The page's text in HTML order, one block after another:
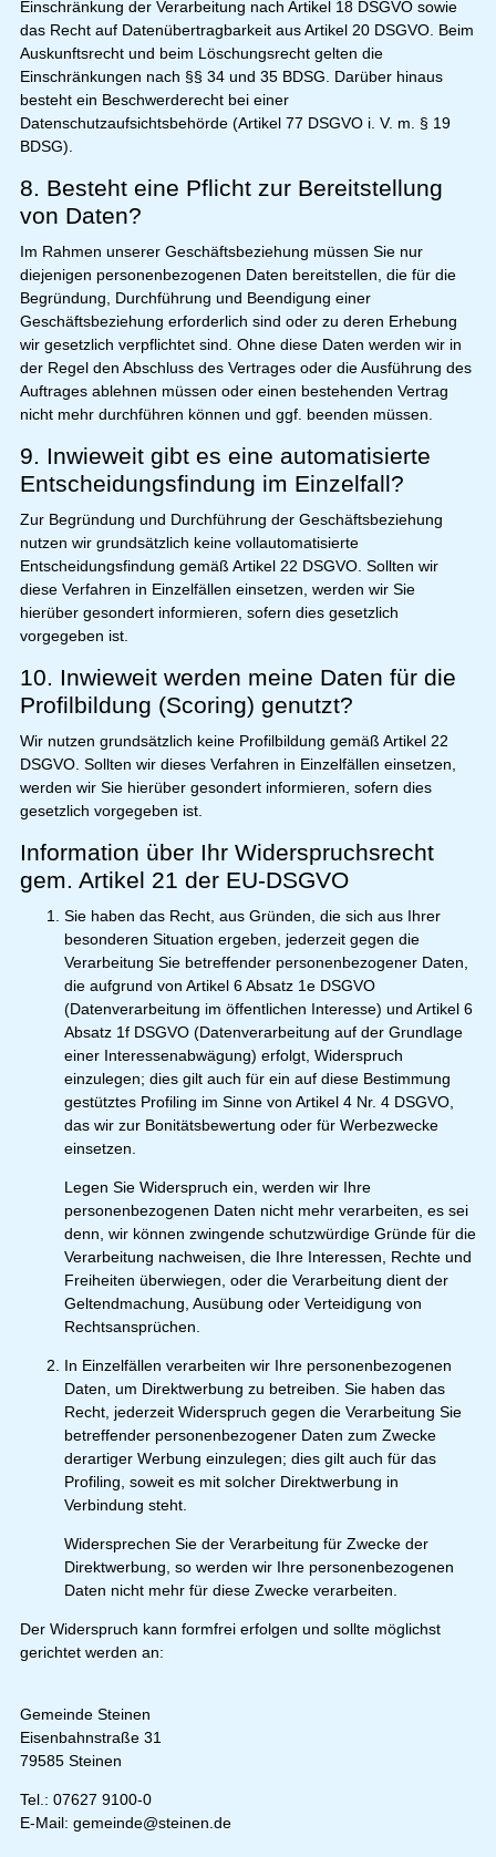
Einschränkung der Verarbeitung nach Artikel 18 DSGVO sowie
das Recht auf Datenübertragbarkeit aus Artikel 20 DSGVO. Beim
Auskunftsrecht und beim Löschungsrecht gelten die
Einschränkungen nach §§ 34 und 35 BDSG. Darüber hinaus
besteht ein Beschwerderecht bei einer
Datenschutzaufsichtsbehörde (Artikel 77 DSGVO i. V. m. § 19
BDSG).
8. Besteht eine Pflicht zur Bereitstellung
von Daten?
Im Rahmen unserer Geschäftsbeziehung müssen Sie nur
diejenigen personenbezogenen Daten bereitstellen, die für die
Begründung, Durchführung und Beendigung einer
Geschäftsbeziehung erforderlich sind oder zu deren Erhebung
wir gesetzlich verpflichtet sind. Ohne diese Daten werden wir in
der Regel den Abschluss des Vertrages oder die Ausführung des
Auftrages ablehnen müssen oder einen bestehenden Vertrag
nicht mehr durchführen können und ggf. beenden müssen.
9. Inwieweit gibt es eine automatisierte
Entscheidungsfindung im Einzelfall?
Zur Begründung und Durchführung der Geschäftsbeziehung
nutzen wir grundsätzlich keine vollautomatisierte
Entscheidungsfindung gemäß Artikel 22 DSGVO. Sollten wir
diese Verfahren in Einzelfällen einsetzen, werden wir Sie
hierüber gesondert informieren, sofern dies gesetzlich
vorgegeben ist.
10. Inwieweit werden meine Daten für die
Profilbildung (Scoring) genutzt?
Wir nutzen grundsätzlich keine Profilbildung gemäß Artikel 22
DSGVO. Sollten wir dieses Verfahren in Einzelfällen einsetzen,
werden wir Sie hierüber gesondert informieren, sofern dies
gesetzlich vorgegeben ist.
Information über Ihr Widerspruchsrecht
gem. Artikel 21 der EU-DSGVO
Sie haben das Recht, aus Gründen, die sich aus Ihrer
besonderen Situation ergeben, jederzeit gegen die
Verarbeitung Sie betreffender personenbezogener Daten,
die aufgrund von Artikel 6 Absatz 1e DSGVO
(Datenverarbeitung im öffentlichen Interesse) und Artikel 6
Absatz 1f DSGVO (Datenverarbeitung auf der Grundlage
einer Interessenabwägung) erfolgt, Widerspruch
einzulegen; dies gilt auch für ein auf diese Bestimmung
gestütztes Profiling im Sinne von Artikel 4 Nr. 4 DSGVO,
das wir zur Bonitätsbewertung oder für Werbezwecke
einsetzen.
Legen Sie Widerspruch ein, werden wir Ihre
personenbezogenen Daten nicht mehr verarbeiten, es sei
denn, wir können zwingende schutzwürdige Gründe für die
Verarbeitung nachweisen, die Ihre Interessen, Rechte und
Freiheiten überwiegen, oder die Verarbeitung dient der
Geltendmachung, Ausübung oder Verteidigung von
Rechtsansprüchen.
In Einzelfällen verarbeiten wir Ihre personenbezogenen
Daten, um Direktwerbung zu betreiben. Sie haben das
Recht, jederzeit Widerspruch gegen die Verarbeitung Sie
betreffender personenbezogener Daten zum Zwecke
derartiger Werbung einzulegen; dies gilt auch für das
Profiling, soweit es mit solcher Direktwerbung in
Verbindung steht.
Widersprechen Sie der Verarbeitung für Zwecke der
Direktwerbung, so werden wir Ihre personenbezogenen
Daten nicht mehr für diese Zwecke verarbeiten.
Der Widerspruch kann formfrei erfolgen und sollte möglichst
gerichtet werden an:
Gemeinde Steinen
Eisenbahnstraße 31
79585 Steinen
Tel.: 07627 9100-0
E-Mail: gemeinde@steinen.de